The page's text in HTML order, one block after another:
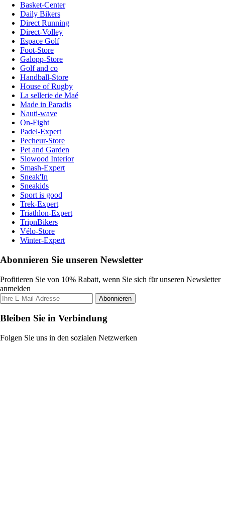
Basket-Center
Daily Bikers
Direct Running
Direct-Volley
Espace Golf
Foot-Store
Galopp-Store
Golf and co
Handball-Store
House of Rugby
La sellerie de Maé
Made in Paradis
Nauti-wave
On-Fight
Padel-Expert
Pecheur-Store
Pet and Garden
Slowood Interior
Smash-Expert
Sneak'In
Sneakids
Sport is good
Trek-Expert
Triathlon-Expert
TripnBikers
Vélo-Store
Winter-Expert
Abonnieren Sie unseren Newsletter
Profitieren Sie von 10% Rabatt, wenn Sie sich für unseren Newsletter
anmelden
Abonnieren
Bleiben Sie in Verbindung
Folgen Sie uns in den sozialen Netzwerken